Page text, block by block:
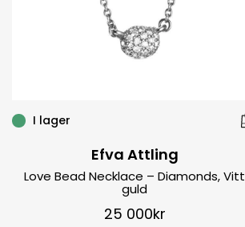
I lager
Efva Attling
Love Bead Necklace – Diamonds, Vitt
guld
25 000kr